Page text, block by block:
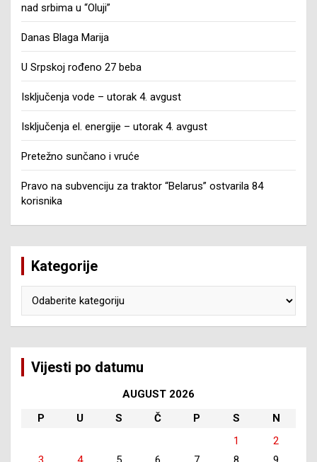
nad srbima u “Oluji”
Danas Blaga Marija
U Srpskoj rođeno 27 beba
Isključenja vode – utorak 4. avgust
Isključenja el. energije – utorak 4. avgust
Pretežno sunčano i vruće
Pravo na subvenciju za traktor “Belarus” ostvarila 84
korisnika
Kategorije
Vijesti po datumu
AUGUST 2026
P
U S Č P S
N
1
2